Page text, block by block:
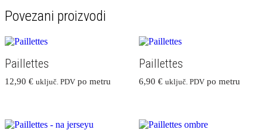
Povezani proizvodi
Paillettes
12,90 € uključ. PDV po metru
Paillettes
6,90 € uključ. PDV po metru